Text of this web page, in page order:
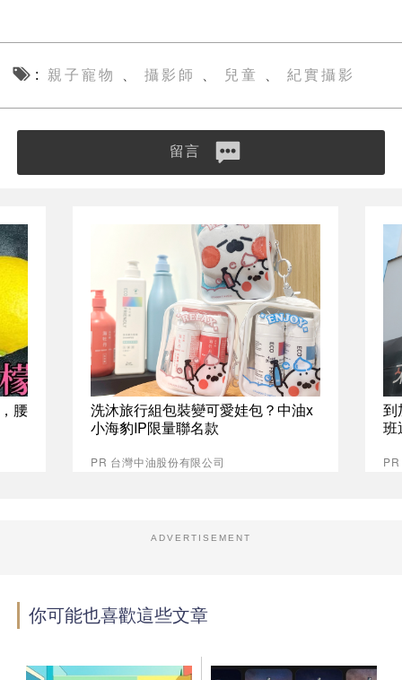
親子寵物 攝影師 兒童 紀實攝影
留言
腰
洗沐旅行組包裝變可愛娃包？中油x
小海豹IP限量聯名款
PR 台灣中油股份有限公司
到
班
ADVERTISEMENT
你可能也喜歡這些文章